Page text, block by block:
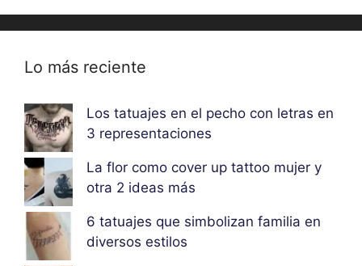
Lo más reciente
Los tatuajes en el pecho con letras en
3 representaciones
La flor como cover up tattoo mujer y
otra 2 ideas más
6 tatuajes que simbolizan familia en
diversos estilos